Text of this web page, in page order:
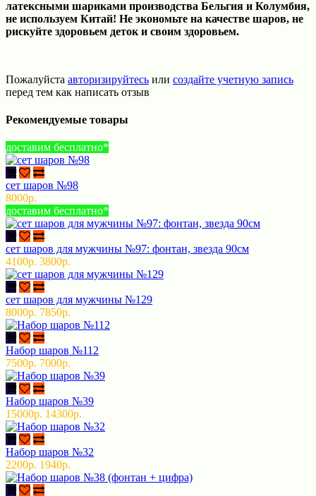
латексными шариками производства Бельгия и Колумбия,
не используем Китай! Не экономьте на качестве шаров, не
рискуйте здоровьем деток и своим здоровьем.
Пожалуйста авторизируйтесь или создайте учетную запись
перед тем как написать отзыв
Рекомендуемые товары
доставим бесплатно*
сет шаров №98
8000р.
доставим бесплатно*
сет шаров для мужчины №97: фонтан, звезда 90см
4100р. 3800р.
сет шаров для мужчины №129
8000р. 7850р.
Набор шаров №112
7500р. 7000р.
Набор шаров №39
15000р. 14300р.
Набор шаров №32
2200р. 1940р.